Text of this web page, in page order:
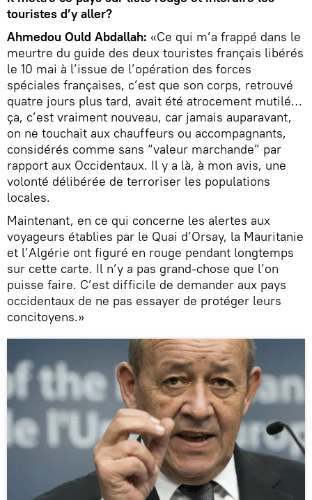
touristes d’y aller?
Ahmedou Ould Abdallah: «Ce qui m’a frappé dans le
meurtre du guide des deux touristes français libérés
le 10 mai à l’issue de l’opération des forces
spéciales françaises, c’est que son corps, retrouvé
quatre jours plus tard, avait été atrocement mutilé…
ça, c’est vraiment nouveau, car jamais auparavant,
on ne touchait aux chauffeurs ou accompagnants,
considérés comme sans “valeur marchande” par
rapport aux Occidentaux. Il y a là, à mon avis, une
volonté délibérée de terroriser les populations
locales.
Maintenant, en ce qui concerne les alertes aux
voyageurs établies par le Quai d’Orsay, la Mauritanie
et l’Algérie ont figuré en rouge pendant longtemps
sur cette carte. Il n’y a pas grand-chose que l’on
puisse faire. C’est difficile de demander aux pays
occidentaux de ne pas essayer de protéger leurs
concitoyens.»